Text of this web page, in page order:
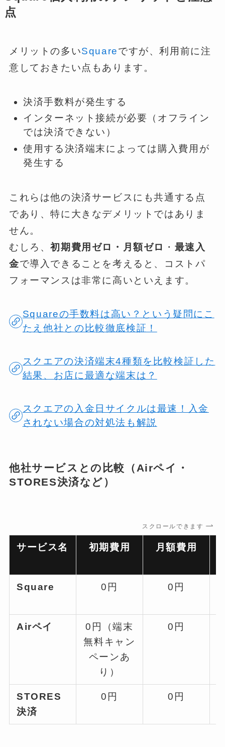
点
メリットの多いSquareですが、利用前に注
意しておきたい点もあります。
決済手数料が発生する
インターネット接続が必要（オフライン
では決済できない）
使用する決済端末によっては購入費用が
発生する
これらは他の決済サービスにも共通する点
であり、特に大きなデメリットではありま
せん。
むしろ、初期費用ゼロ・月額ゼロ ・ 最速入
金で導入できることを考えると、コストパ
フォーマンスは非常に高いといえます。
Squareの手数料は高い？という疑問にこ
たえ他社との比較徹底検証！
スクエアの決済端末4種類を比較検証した
結果、お店に最適な端末は？
スクエアの入金日サイクルは最速！入金
されない場合の対処法も解説
他社サービスとの比較（Airペイ・
STORES決済など）
スクロールできます
サービス名 初期費用 月額費用
Square 0円 0円
Airペイ
0円（端末
無料キャン
ペーンあ
り）
0円
STORES
決済
0円 0円